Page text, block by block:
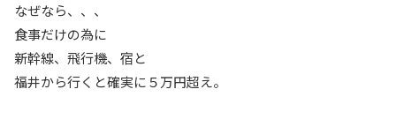
なぜなら、、、
食事だけの為に
新幹線、飛行機、宿と
福井から行くと確実に５万円超え。